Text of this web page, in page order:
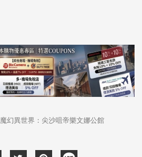
幻異世界：尖沙咀帝樂文娜公館